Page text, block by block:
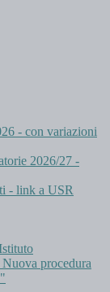
- con variazioni
2026/27 -
- link a USR
procedura